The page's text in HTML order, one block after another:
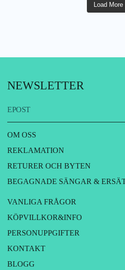
Load More
NEWSLETTER
EPOST
OM OSS
REKLAMATION
RETURER OCH BYTEN
BEGAGNADE SÄNGAR &
VANLIGA FRÅGOR
KÖPVILLKOR&INFO
PERSONUPPGIFTER
KONTAKT
BLOGG